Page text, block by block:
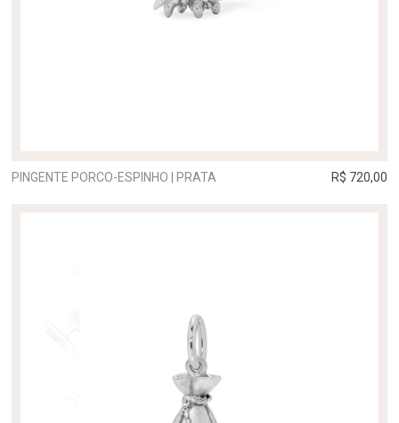
PINGENTE PORCO-ESPINHO | PRATA R$ 720,00